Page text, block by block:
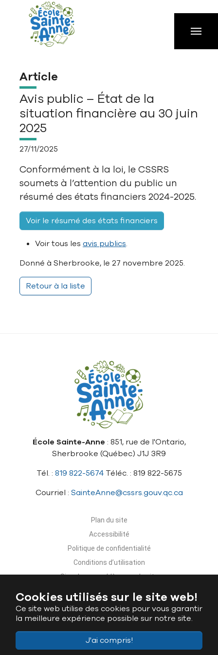
Cookies utilisés sur le site web!
Ce site web utilise des cookies pour vous garantir
la meilleure expérience possible sur notre site.
J'ai compris!
Aller à la navigation principale
Aller au contenu principal
Passer au pied de page
Article
Avis public – État de la
situation financière au 30 juin
2025
27/11/2025
Conformément à la loi, le CSSRS
soumets à l’attention du public un
résumé des états financiers 2024-2025.
Voir le résumé des états financiers
Voir tous les avis publics.
Donné à Sherbrooke, le 27 novembre 2025.
Retour à la liste
École Sainte-Anne : 851, rue de l'Ontario,
Sherbrooke (Québec) J1J 3R9
Tél. : 819 822-5674Téléc. : 819 822-5675
Courriel : SainteAnne@cssrs.gouv.qc.ca
Plan du site
Accessibilité
Politique de confidentialité
Conditions d’utilisation
Signaler un problème sur le site
Nous joindre
Ministère de l'Éducation du Québec